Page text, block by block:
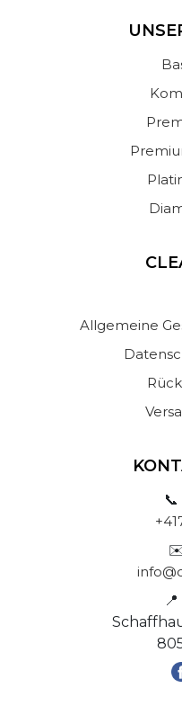
Allgemeine
✉️